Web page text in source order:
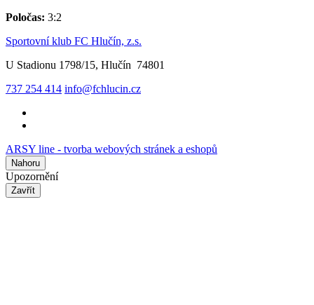
Poločas: 3:2
Sportovní klub FC Hlučín, z.s.
U Stadionu 1798/15, Hlučín 74801
737 254 414 info@fchlucin.cz
ARSY line - tvorba webových stránek a eshopů
Nahoru
Upozornění
Zavřít